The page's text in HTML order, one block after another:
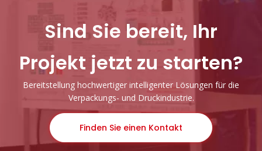
Sind Sie bereit, Ihr
Projekt jetzt zu starten?
Bereitstellung hochwertiger intelligenter Lösungen für die
Verpackungs- und Druckindustrie.
Finden Sie einen Kontakt